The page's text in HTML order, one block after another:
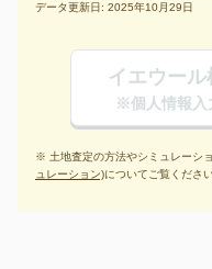
データ更新日: 2025年10月29日
イエウー
※個人情報入
※ 土地査定の方法やシミュレーシ
ュレーション)についてご覧ください